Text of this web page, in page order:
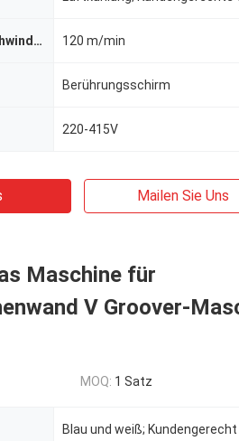
Verarbeitungsgeschwindigkeit 120 m/min
Berührungsschirm
220-415V
Mailen Sie Uns
Maschine für
V Groover-
MOQ: 1 Satz
Blau und weiß; Kundengerecht